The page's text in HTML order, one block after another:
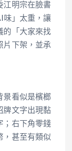
江明宗在臉書
味」太重，讓
的「大家來找
片下架，並承
景看似是檳榔
牌文字出現黏
；右下角零錢
，甚至有類似